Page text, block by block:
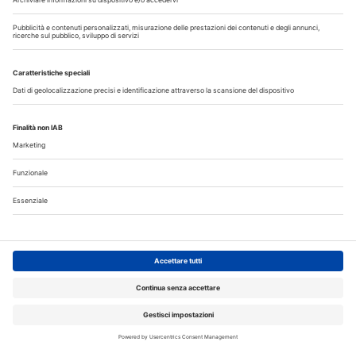
Iscriviti gratuitamente al servizio per ricevere la
nostra newsletter quotidiana con le notizie del
per consultare i contenuti a te riservati
Corsi ECM